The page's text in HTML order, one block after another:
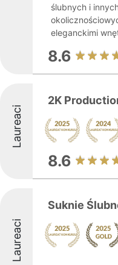
ślubnych i
eleganckimi
8.6
Laureaci
2K
8.6
Laureaci
Suknie